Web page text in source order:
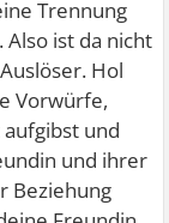
Trennung
ist da nicht
Hol
Vorwürfe,
und
und ihrer
Beziehung